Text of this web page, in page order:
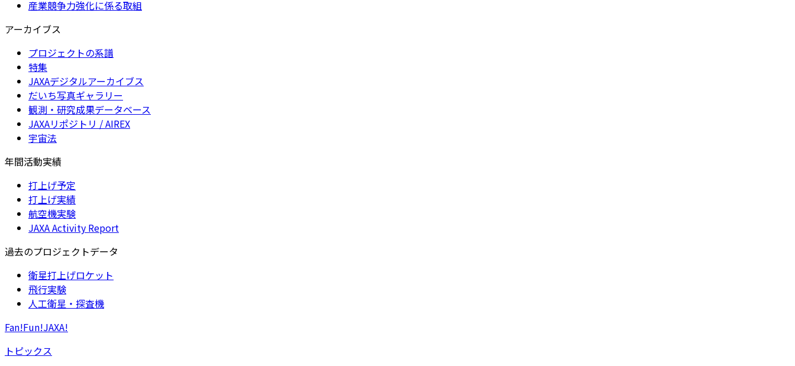
産業競争力強化に係る取組
アーカイブス
プロジェクトの系譜
特集
JAXAデジタルアーカイブス
だいち写真ギャラリー
観測・研究成果データベース
JAXAリポジトリ / AIREX
宇宙法
年間活動実績
打上げ予定
打上げ実績
航空機実験
JAXA Activity Report
過去のプロジェクトデータ
衛星打上げロケット
飛行実験
人工衛星・探査機
Fan!Fun!JAXA!
トピックス